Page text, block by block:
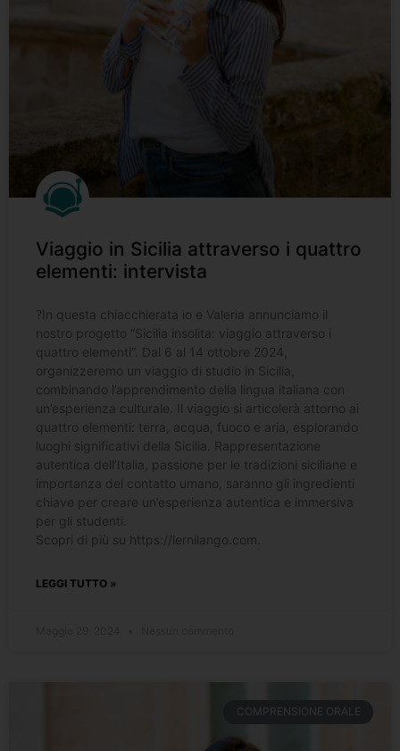
Viaggio in Sicilia attraverso i quattro
elementi: intervista
?️In questa chiacchierata io e Valeria annunciamo il
nostro progetto “Sicilia insolita: viaggio attraverso i
quattro elementi”. Dal 6 al 14 ottobre 2024,
organizzeremo un viaggio di studio in Sicilia,
combinando l’apprendimento della lingua italiana con
un’esperienza culturale. Il viaggio si articolerà attorno ai
quattro elementi: terra, acqua, fuoco e aria, esplorando
luoghi significativi della Sicilia. Rappresentazione
autentica dell’Italia, passione per le tradizioni siciliane e
importanza del contatto umano, saranno gli ingredienti
chiave per creare un’esperienza autentica e immersiva
per gli studenti.
Scopri di più su https://lernilango.com.
LEGGI TUTTO »
COMPRENSIONE ORALE